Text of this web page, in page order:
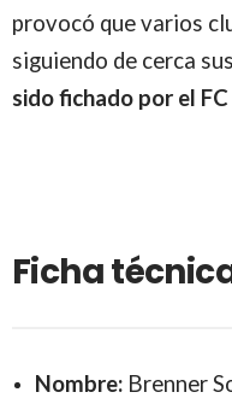
provocó que varios
siguiendo de cerca
sido fichado por el
Ficha
Nombre:Brenner